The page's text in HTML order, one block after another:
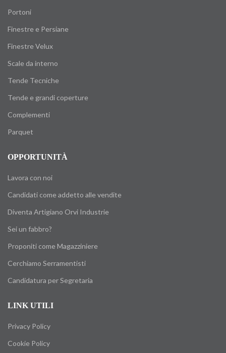
Portoni
Finestre e Persiane
Finestre Velux
Scale da interno
Tende Tecniche
Tende e grandi coperture
Complementi
Parquet
OPPORTUNITÀ
Lavora con noi
Candidati come addetto alle vendite
Diventa Artigiano Orvi Industrie
Sei un fabbro?
Proponiti come Magazziniere
Cerchiamo Serramentisti
Candidatura per Segretaria
LINK UTILI
Privacy Policy
Cookie Policy